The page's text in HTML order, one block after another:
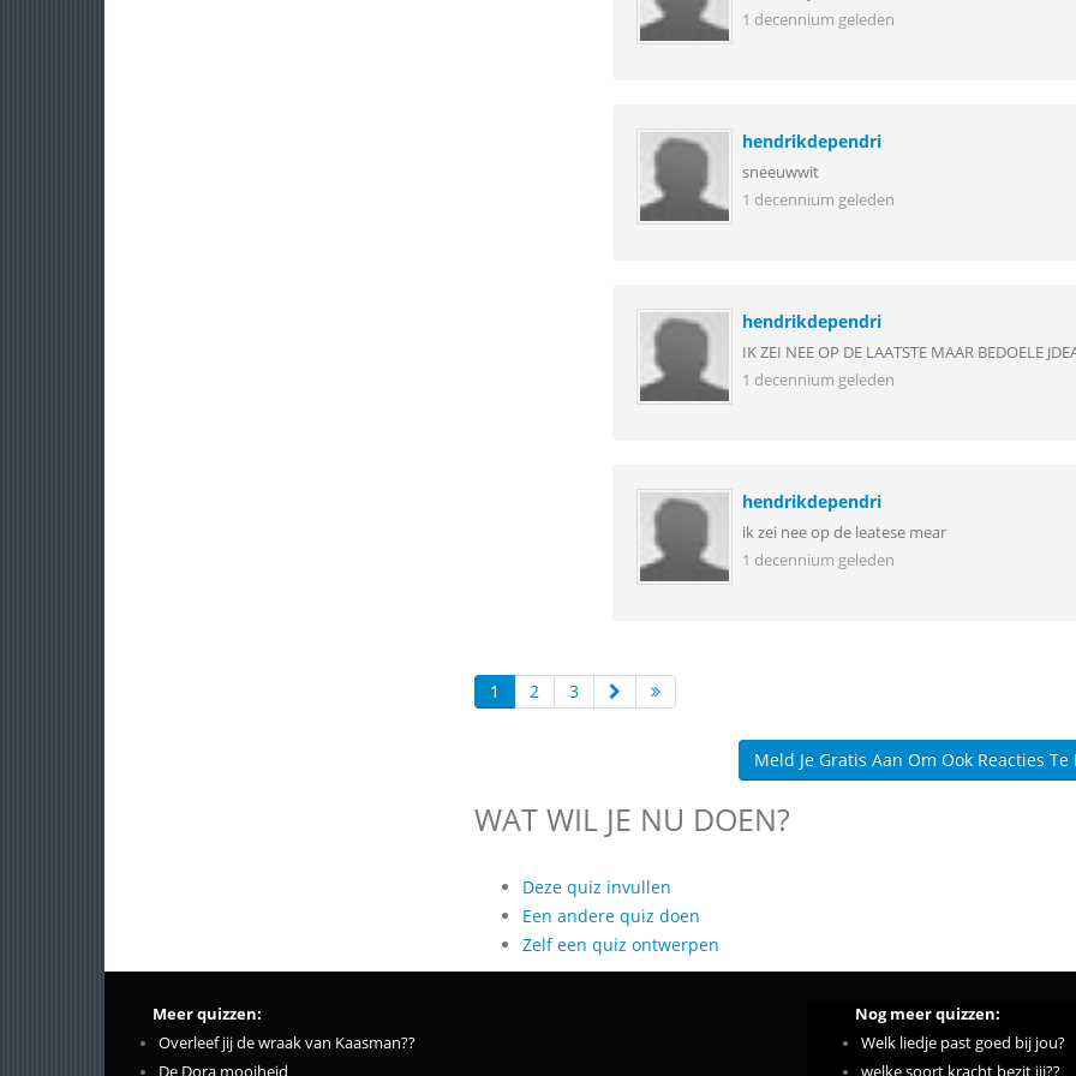
1 decennium geleden
hendrikdependri
sneeuwwit
1 decennium geleden
hendrikdependri
IK ZEI NEE OP DE LAATSTE MAAR BEDOELE
1 decennium geleden
hendrikdependri
ik zei nee op de leatese mear
1 decennium geleden
1 2 3
Meld Je Gratis Aan Om Ook Reacties
WAT WIL JE NU DOEN?
Deze quiz invullen
Een andere quiz doen
Zelf een quiz ontwerpen
Meer quizzen:
Overleef jij de wraak van Kaasman??
Nog meer quizzen:
Welk liedje past goed bij jou?